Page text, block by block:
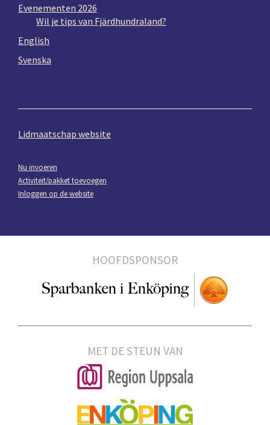
Evenementen 2026
Wil je tips van Fjärdhundraland?
English
Svenska
Lidmaatschap website
Nu invoeren
Activiteit/pakket toevoegen
Inloggen op de website
HOOFDSPONSOR
MET DE STEUN VAN